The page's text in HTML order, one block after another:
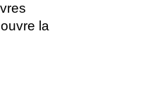
la